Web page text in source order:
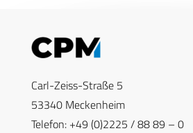
Carl-Zeiss-Straße 5
53340 Meckenheim
Telefon: +49 (0)2225 / 88 89 – 0